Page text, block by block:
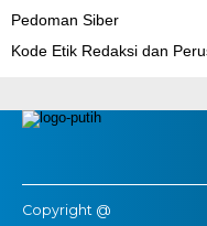
Pedoman Siber
Kode Etik Redaksi dan
Copyright @